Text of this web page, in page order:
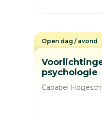
psychologie
Capabel
Open dag / avond